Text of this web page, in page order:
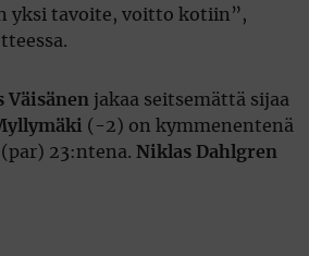
yksi tavoite, voitto kotiin”,
Väisänen jakaa seitsemättä sijaa
(-2) on kymmenentenä
(par) 23:ntena. Niklas Dahlgren